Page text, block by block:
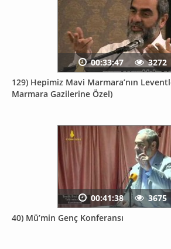
129) Hepimiz Mavi Marmara’nın
Marmara Gazilerine Özel)
00:33:47 3272
40) Mü’min Genç Konferansı
00:41:38 3675